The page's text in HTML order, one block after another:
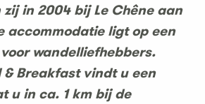
in 2004 bij Le Chêne aan
accommodatie ligt op een
wandelliefhebbers.
& Breakfast vindt u een
u in ca. 1 km bij de